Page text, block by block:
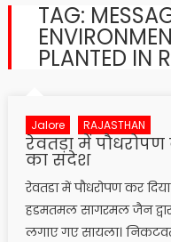
TAG:
PLANTED IN
Jalore RAJASTHAN
रेवतडा में पौधरोपण
का संदेश
रेवतडा में पौधरोपण कर
हडमतमल सागरमल जैन
लगाए गए सायला।